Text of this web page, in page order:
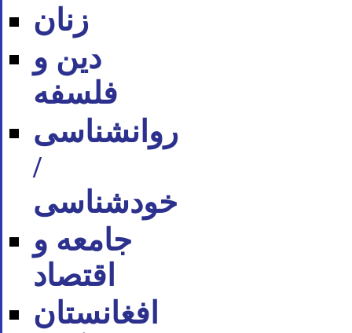
زنان
دین و
فلسفه
روان‪شناسی
/
خودشناسی
جامعه و
اقتصاد
افغانستان